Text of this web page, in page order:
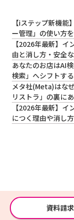
【iステップ新機
ー管理」の使い方
【2026年最新】
由と消し方・安全
あなたのお店はAI
検索」へシフトす
メタ社(Meta)はな
リストラ」の裏に
【2026年最新】
につく理由や消し
資料請求